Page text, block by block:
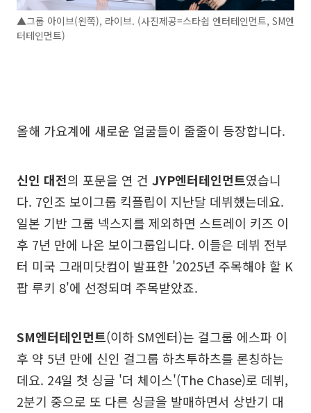
▲그룹 아이브(왼쪽), 라이브. (사진제공=스타쉽 엔터테인먼트, SM엔
터테인먼트)
올해 가요계에 새로운 얼굴들이 줄줄이 등장합니다.
신인 대전의 포문을 연 건 JYP엔터테인먼트였습니
다. 7인조 보이그룹 킥플립이 지난달 데뷔했는데요.
일본 기반 그룹 넥스지를 제외하면 스트레이 키즈 이
후 7년 만에 나온 보이그룹입니다. 이들은 데뷔 전부
터 미국 그래미닷컴이 발표한 '2025년 주목해야 할 K
팝 루키 8'에 선정되며 주목받았죠.
SM엔터테인먼트(이하 SM엔터)는 걸그룹 에스파 이
후 약 5년 만에 신인 걸그룹 하츠투하츠를 론칭하는
데요. 24일 첫 싱글 '더 체이스'(The Chase)로 데뷔,
2분기 중으로 또 다른 싱글을 발매하면서 상반기 대